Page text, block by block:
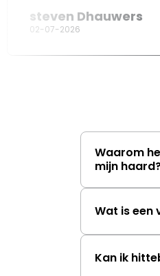
steven Dhauwers
02-07-2026
Waarom
mijn
Wat is een
Kan ik